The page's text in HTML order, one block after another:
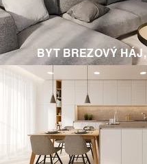
BYT BREZOVÝ